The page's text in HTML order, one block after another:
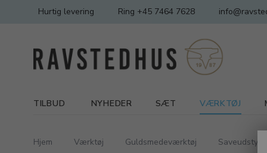
Hurtig levering Ring +45 7464 7628
TILBUD NYHEDER SÆT VÆRKTØJ
Hjem Værktøj Guldsmedeværktøj Saveudstyr